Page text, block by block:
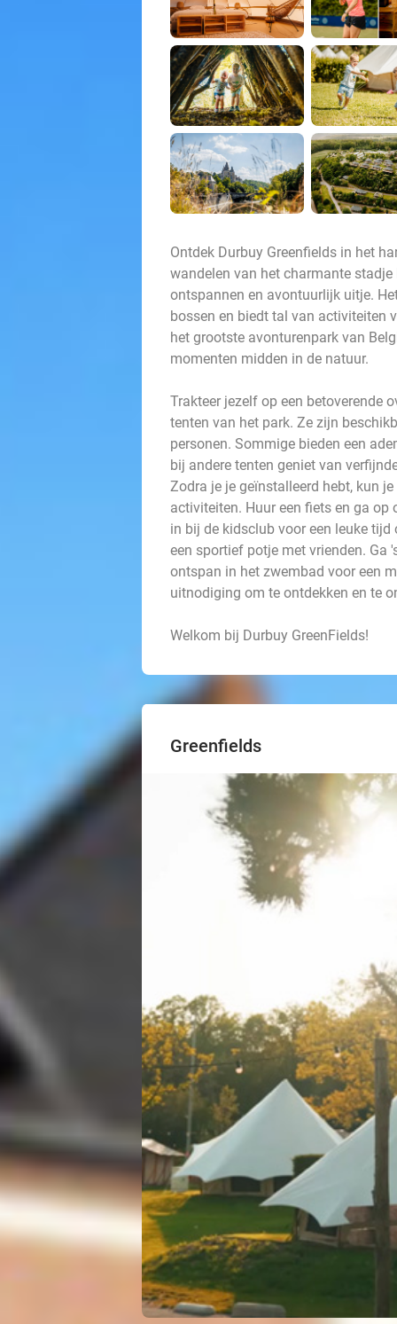
Ontdek Durbuy Greenfields in het
wandelen van het charmante
ontspannen en avontuurlijk uitje.
bossen en biedt tal van activiteiten
het grootste avonturenpark van
momenten midden in de natuur.
Trakteer jezelf op een betoverende
tenten van het park. Ze zijn
personen. Sommige bieden een
bij andere tenten geniet van
Zodra je je geïnstalleerd hebt, kun
activiteiten. Huur een fiets en ga
in bij de kidsclub voor een leuke tijd
een sportief potje met vrienden.
ontspan in het zwembad voor een
uitnodiging om te ontdekken en te
Welkom bij Durbuy GreenFields!
Greenfields